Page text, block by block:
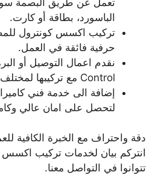
الباسورد، بطاقة أو كارت.
تركيب اكسس كونترول
حرفية فائقة في العمل.
Control مع تركيبها لمختلف انواع الابواب.
إضافة الى خدمة فني
لتحصل على امان عالي
دقة واحتراف مع الخبرة الكافية
انتركم بيان لخدمات تركيب اكسس
تتوانوا في التواصل معنا.